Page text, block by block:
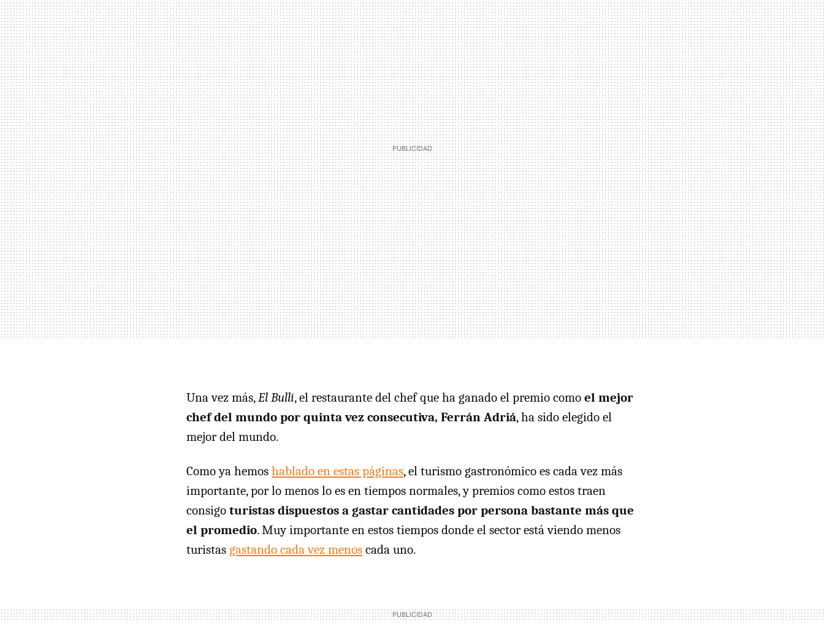
Una vez más,El Bulli, el restaurante del chef que ha ganado el premio como el mejor
chef del mundo por quinta vez consecutiva, Ferrán Adriá, ha sido elegido el
mejor del mundo.
Como ya hemos hablado en estas páginas, el turismo gastronómico es cada vez más
importante, por lo menos lo es en tiempos normales, y premios como estos traen
consigo turistas dispuestos a gastar cantidades por persona bastante más que
el promedio. Muy importante en estos tiempos donde el sector está viendo menos
turistas gastando cada vez menos cada uno.